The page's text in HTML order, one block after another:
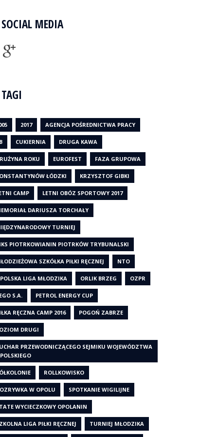
SOCIAL MEDIA
TAGI
2017 AGENCJA POŚREDNICTWA PRACY
CUKIERNIA DRUGA KAWA
ROKU EUROFEST FAZA GRUPOWA
ŁÓDZKI KRZYSZTOF GIBKI
CAMP LETNI OBÓZ SPORTOWY 2017
DARIUSZA TORCHAŁY
TURNIEJ
PIOTRKOWIANIN PIOTRKÓW TRYBUNALSKI
SZKÓŁKA PIŁKI RĘCZNEJ NTO
LIGA MŁODZIKA ORLIK BRZEG OZPR
S.A. PETROL ENERGY CUP
RĘCZNA CAMP 2016 POGOŃ ZABRZE
DRUGI
PRZEWODNICZĄCEGO SEJMIKU WOJEWÓDZTWA
ROLLKOWISKO
W OPOLU SPOTKANIE WIGILIJNE
WYCIECZKOWY OPOLANIN
LIGA PIŁKI RĘCZNEJ TURNIEJ MŁODZIKA